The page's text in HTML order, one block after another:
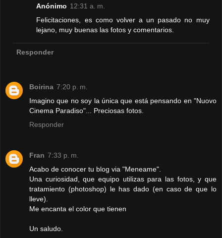
Anónimo 12:31 a. m.
Felicitaciones, es como volver a un pasado no muy
lejano, muy buenas las fotos y comentarios.
Responder
Boirina 7:20 p. m.
Imagino que no soy la única que está pensando en "Nuovo
Cinema Paradiso"... Preciosas fotos.
Responder
Fran 7:33 p. m.
Acabo de conocer tu blog via "Meneame".
Una curiosidad, que equipo utilizas para las fotos, y que
tratamiento (photoshop) le has dado (en caso de que lo
lleve).
Me encanta el color que tienen
Un saludo.